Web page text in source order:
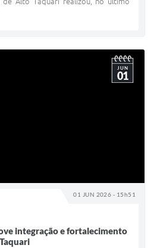
01 JUN 2026 - 15h51
JUN
01
integração e fortalecimento